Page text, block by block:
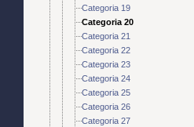
Categoria 19
Categoria 20
Categoria 21
Categoria 22
Categoria 23
Categoria 24
Categoria 25
Categoria 26
Categoria 27